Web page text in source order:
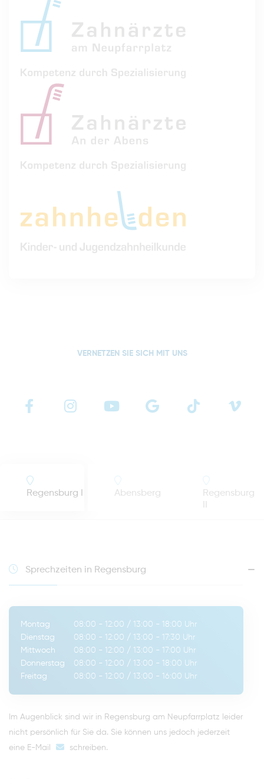
VERNETZEN SIE SICH MIT UNS
Regensburg I Abensberg
Regensburg
Sprechzeiten in Regensburg
Montag 08:00 - 12:00 / 13:00 - 18:00 Uhr
Dienstag
08:00 - 12:00 / 13:00 - 17:30 Uhr
Mittwoch
08:00 - 12:00 / 13:00 - 17:00 Uhr
Donnerstag
08:00 - 12:00 / 13:00 - 18:00 Uhr
Freitag
08:00 - 12:00 / 13:00 - 16:00 Uhr
Im Augenblick sind wir in Regensburg am Neupfarrplatz leider
nicht persönlich für Sie da. Sie können uns jedoch jederzeit
eine E-Mail
schreiben.